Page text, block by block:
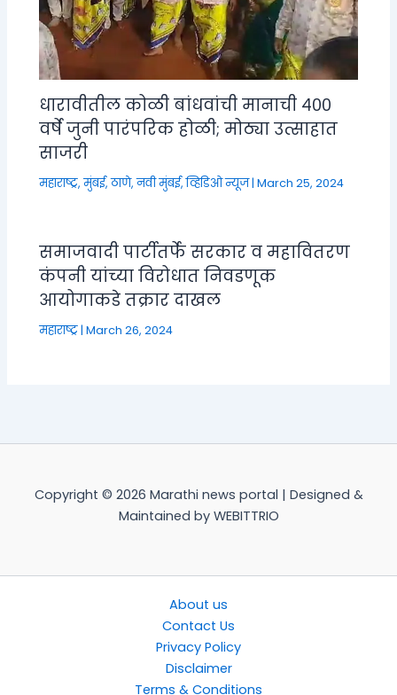
धारावीतील कोळी बांधवांची मानाची ४००
वर्षे जुनी पारंपरिक होळी; मोठ्या उत्साहात
साजरी
महाराष्ट्र,मुंबई, ठाणे, नवी मुंबई,व्हिडिओ न्यूज|March 25, 2024
समाजवादी पार्टीतर्फे सरकार व महावितरण
कंपनी यांच्या विरोधात निवडणूक
आयोगाकडे तक्रार दाखल
महाराष्ट्र|March 26, 2024
Copyright © 2026 Marathi news portal | Designed &
Maintained by WEBITTRIO
About us
Contact Us
Privacy Policy
Disclaimer
Terms & Conditions